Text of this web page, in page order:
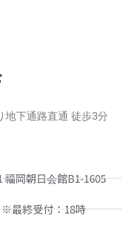
地下通路直通 徒歩3分
福岡朝日会館B1-1605
※最終受付：18時